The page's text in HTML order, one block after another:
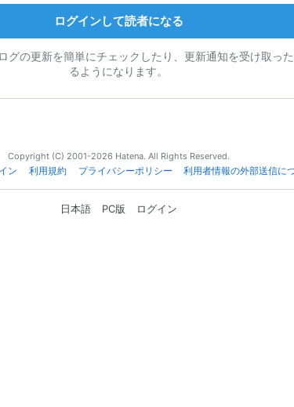
ログインして読者になる
グの更新を簡単にチェックしたり、更新通知を受け取っ
るようになります。
Copyright (C) 2001-2026 Hatena. All Rights Reserved.
ン 利用規約 プライバシーポリシー 利用者情報の外部送信に
日本語 PC版 ログイン